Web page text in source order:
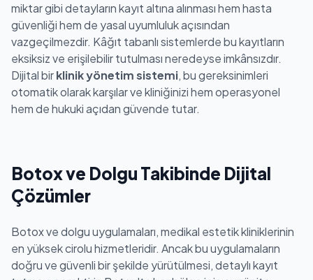
miktar gibi detayların kayıt altına alınması hem hasta
güvenliği hem de yasal uyumluluk açısından
vazgeçilmezdir. Kâğıt tabanlı sistemlerde bu kayıtların
eksiksiz ve erişilebilir tutulması neredeyse imkânsızdır.
Dijital birklinik yönetim sistemi, bu gereksinimleri
otomatik olarak karşılar ve kliniğinizi hem operasyonel
hem de hukuki açıdan güvende tutar.
Botox ve Dolgu Takibinde Dijital
Çözümler
Botox ve dolgu uygulamaları, medikal estetik kliniklerinin
en yüksek cirolu hizmetleridir. Ancak bu uygulamaların
doğru ve güvenli bir şekilde yürütülmesi, detaylı kayıt